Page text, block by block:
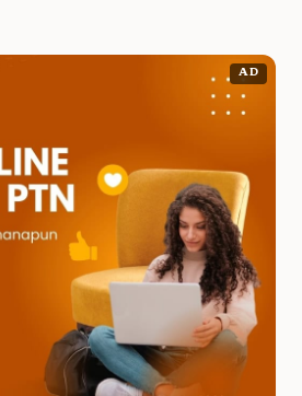
AD